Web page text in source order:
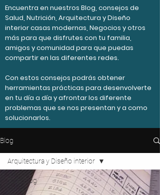
Encuentra en nuestros Blog, consejos de
Salud, Nutrición, Arquitectura y Diseño
interior casas modernas, Negocios y otros
más para que disfrutes con tu familia,
amigos y comunidad para que puedas
compartir en las diferentes redes.
Con estos consejos podrás obtener
herramientas prácticas para desenvolverte
en tu día a día y afrontar los diferente
problemas que se nos presentan y a como
solucionarlos.
Blog
Total Blog
Arquitectura y Diseño interior